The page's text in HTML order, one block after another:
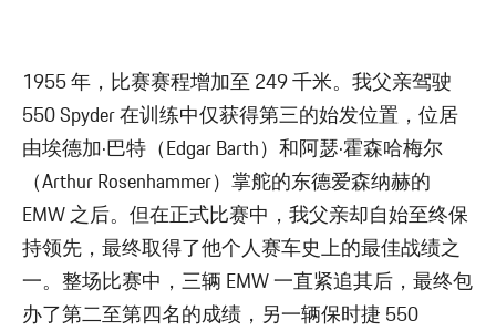
1955 年，比赛赛程增加至 249 千米。我父亲驾驶
550 Spyder 在训练中仅获得第三的始发位置，位居
由埃德加·巴特（Edgar Barth）和阿瑟·霍森哈梅尔
（Arthur Rosenhammer）掌舵的东德爱森纳赫的
EMW 之后。但在正式比赛中，我父亲却自始至终保
持领先，最终取得了他个人赛车史上的最佳战绩之
一。整场比赛中，三辆 EMW 一直紧追其后，最终包
办了第二至第四名的成绩，另一辆保时捷 550